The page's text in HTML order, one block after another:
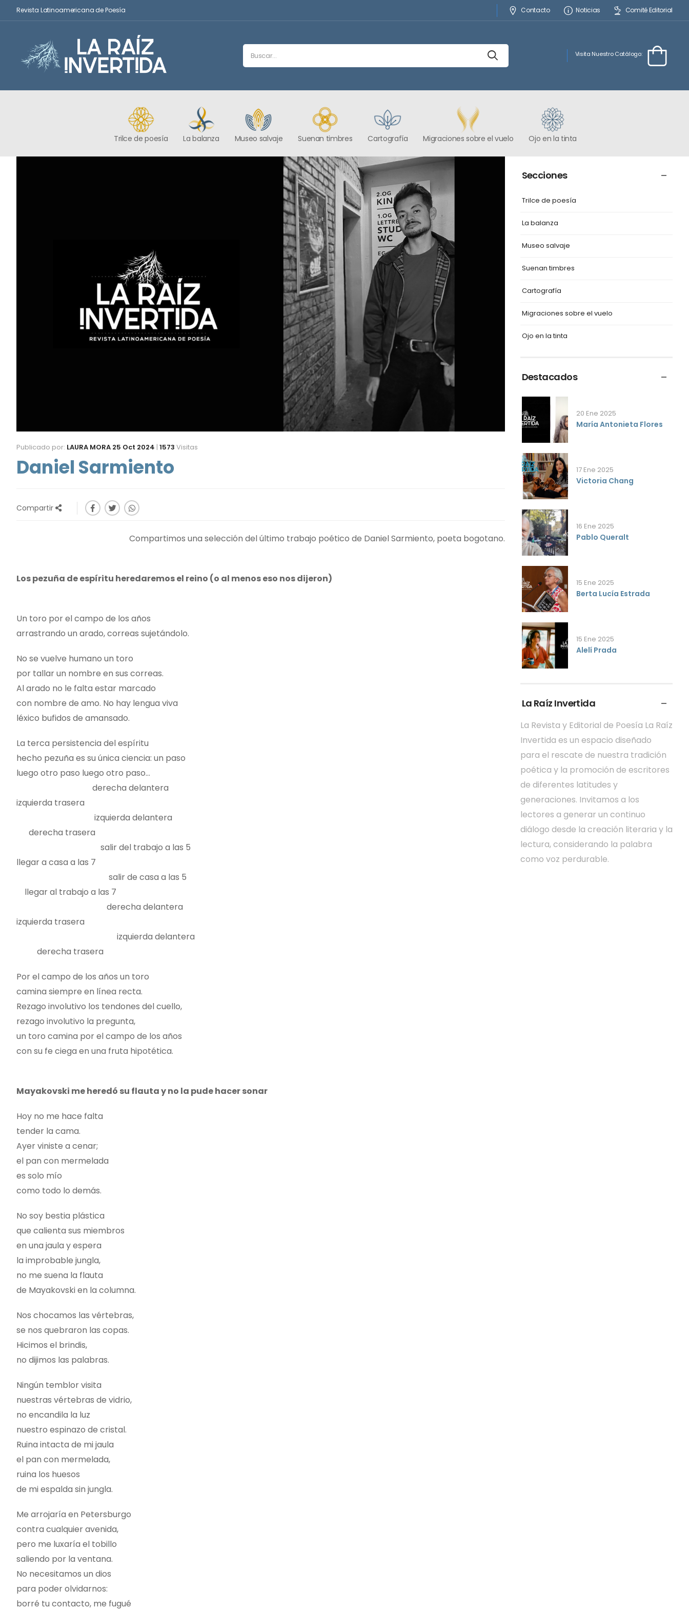
Revista Latinoamericana de Poesía Contacto Noticias Comité Editorial
Visita Nuestro Catálogo:
Trilce de poesía La balanza Museo salvaje Suenan timbres Cartografía Migraciones sobre el vuelo Ojo en la tinta
Publicado por: LAURA MORA 25 Oct 2024 | 1573 Visitas
Daniel Sarmiento
Compartir
Compartimos una selección del último trabajo poético de Daniel Sarmiento, poeta bogotano.
Los pezuña de espíritu heredaremos el reino (o al menos eso nos dijeron)
Un toro por el campo de los años
arrastrando un arado, correas sujetándolo.
No se vuelve humano un toro
por tallar un nombre en sus correas.
Al arado no le falta estar marcado
con nombre de amo. No hay lengua viva
léxico bufidos de amansado.
La terca persistencia del espíritu
hecho pezuña es su única ciencia: un paso
luego otro paso luego otro paso…
derecha delantera
izquierda trasera
izquierda delantera
derecha trasera
salir del trabajo a las 5
llegar a casa a las 7
salir de casa a las 5
llegar al trabajo a las 7
derecha delantera
izquierda trasera
izquierda delantera
derecha trasera
Por el campo de los años un toro
camina siempre en línea recta.
Rezago involutivo los tendones del cuello,
rezago involutivo la pregunta,
un toro camina por el campo de los años
con su fe ciega en una fruta hipotética.
Mayakovski me heredó su flauta y no la pude hacer sonar
Hoy no me hace falta
tender la cama.
Ayer viniste a cenar;
el pan con mermelada
es solo mío
como todo lo demás.
No soy bestia plástica
que calienta sus miembros
en una jaula y espera
la improbable jungla,
no me suena la flauta
de Mayakovski en la columna.
Nos chocamos las vértebras,
se nos quebraron las copas.
Hicimos el brindis,
no dijimos las palabras.
Ningún temblor visita
nuestras vértebras de vidrio,
no encandila la luz
nuestro espinazo de cristal.
Ruina intacta de mi jaula
el pan con mermelada,
ruina los huesos
de mi espalda sin jungla.
Me arrojaría en Petersburgo
contra cualquier avenida,
pero me luxaría el tobillo
saliendo por la ventana.
No necesitamos un dios
para poder olvidarnos:
borré tu contacto, me fugué
Secciones
Trilce de poesía
La balanza
Museo salvaje
Suenan timbres
Cartografía
Migraciones sobre el vuelo
Ojo en la tinta
Destacados
20 Ene 2025
María Antonieta Flores
17 Ene 2025
Victoria Chang
16 Ene 2025
Pablo Queralt
15 Ene 2025
Berta Lucía Estrada
15 Ene 2025
Alelí Prada
La Raíz Invertida
La Revista y Editorial de Poesía La Raíz
Invertida es un espacio diseñado
para el rescate de nuestra tradición
poética y la promoción de escritores
de diferentes latitudes y
generaciones. Invitamos a los
lectores a generar un continuo
diálogo desde la creación literaria y la
lectura, considerando la palabra
como voz perdurable.